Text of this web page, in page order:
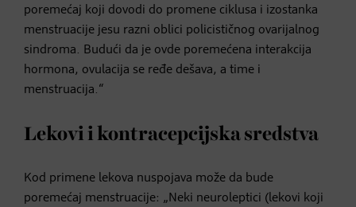
poremećaj koji dovodi do promene ciklusa i izostanka
menstruacije jesu razni oblici policističnog ovarijalnog
sindroma. Budući da je ovde poremećena interakcija
hormona, ovulacija se ređe dešava, a time i
menstruacija.“
Lekovi i kontracepcijska sredstva
Kod primene lekova nuspojava može da bude
poremećaj menstruacije: „Neki neuroleptici (lekovi koji